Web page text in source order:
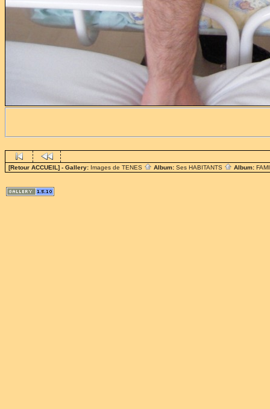
[Retour ACCUEIL] - Gallery: Images de TENES Album: Ses HABITANTS Album: